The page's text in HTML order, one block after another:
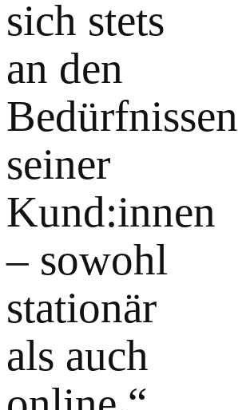
sich stets
an den
Bedürfnissen
seiner
Kund:innen
– sowohl
stationär
als auch